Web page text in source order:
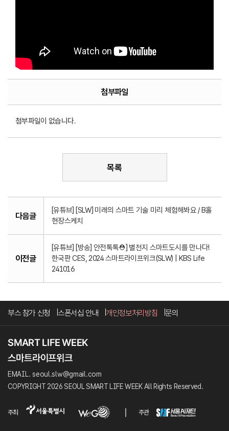
첨부파일
첨부파일이 없습니다.
목록
다음글
[유튜브] [SLW] 미래의 스마트 기술 미리 체험해봐요 / B홀
현장스케치
이전글
[유튜브] [방송] 안전톡톡⛑️] 별천지 스마트도시를 만나다!
한국판 CES, 2024 스마트라이프위크(SLW) | KBS Life
241016
부스 참가 신청 스폰서십 안내 개인정보처리방침 문의
EMAIL. seoul.slw@gmail.com
COPYRIGHT 2026 SEOUL SMART LIFE WEEK All Rights Reserved.
주최 주관